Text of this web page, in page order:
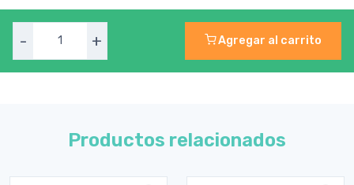
- + Agregar al carrito
Productos relacionados